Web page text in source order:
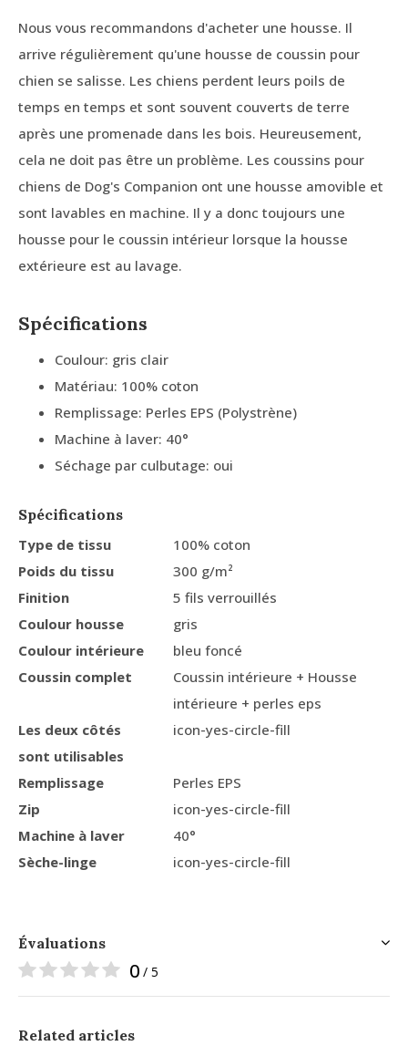
Nous vous recommandons d'acheter une housse. Il
arrive régulièrement qu'une housse de coussin pour
chien se salisse. Les chiens perdent leurs poils de
temps en temps et sont souvent couverts de terre
après une promenade dans les bois. Heureusement,
cela ne doit pas être un problème. Les coussins pour
chiens de Dog's Companion ont une housse amovible et
sont lavables en machine. Il y a donc toujours une
housse pour le coussin intérieur lorsque la housse
extérieure est au lavage.
Spécifications
Coulour: gris clair
Matériau: 100% coton
Remplissage: Perles EPS (Polystrène)
Machine à laver: 40°
Séchage par culbutage: oui
Spécifications
Type de tissu
100% coton
Poids du tissu
300 g/m²
Finition
5 fils verrouillés
Coulour housse
gris
Coulour intérieure
bleu foncé
Coussin complet
Coussin intérieure + Housse
intérieure + perles eps
Les deux côtés
sont utilisables
icon-yes-circle-fill
Remplissage
Perles EPS
Zip
icon-yes-circle-fill
Machine à laver
40°
Sèche-linge
icon-yes-circle-fill
Évaluations
0 / 5
Related articles